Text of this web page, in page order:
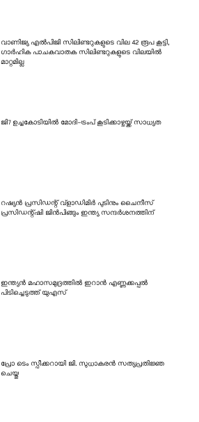
വാണിജ്യ എൽപിജി സിലിണ്ടറുകളുടെ വില 42 രൂപ കൂട്ടി,
ഗാർഹിക പാചകവാതക സിലിണ്ടറുകളുടെ വിലയിൽ
മാറ്റമില്ല
ജി7 ഉച്ചകോടിയിൽ മോദി-ട്രംപ് കൂടിക്കാഴ്ചയ്ക്ക് സാധ്യത
റഷ്യൻ പ്രസിഡന്റ് വ്‌ളാഡിമിർ പുടിനും ചൈനീസ്
പ്രസിഡന്റ്ഷി ജിൻപിങ്ങും ഇന്ത്യ സന്ദർശനത്തിന്
ഇന്ത്യൻ മഹാസമുദ്രത്തിൽ ഇറാൻ എണ്ണക്കപ്പൽ
പിടിച്ചെടുത്ത് യുഎസ്
പ്രോ ടെം സ്പീക്കറായി ജി. സുധാകരൻ സത്യപ്രതിജ്ഞ
ചെയ്തു